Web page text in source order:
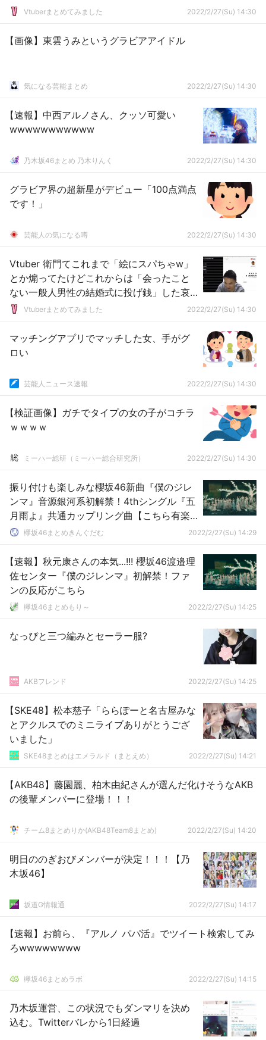
Vtuberまとめてみました 2022/2/27(Su) 14:30
【画像】東雲うみというグラビアアイドル
気になる芸能まとめ 2022/2/27(Su) 14:30
【速報】中西アルノさん、クッソ可愛い
wwwwwwwwwww
乃木坂46まとめ 乃木りんく 2022/2/27(Su) 14:30
グラビア界の超新星がデビュー「100点満点
です！」
芸能人の気になる噂 2022/2/27(Su) 14:30
Vtuber 衛門てこれまで「絵にスパちゃw」
とか煽ってたけどこれからは「会ったこと
ない一般人男性の結婚式に投げ銭」した哀
れな存在になるんか…ｗｗｗ
Vtuberまとめてみました 2022/2/27(Su) 14:30
マッチングアプリでマッチした女、手がグ
ロい
芸能人ニュース速報 2022/2/27(Su) 14:30
【検証画像】ガチでタイプの女の子がコチラ
ｗｗｗｗ
ミーハー総研（ミーハー総合研究所） 2022/2/27(Su) 14:30
振り付けも楽しみな櫻坂46新曲『僕のジレ
ンマ』音源銀河系初解禁！4thシングル『五
月雨よ』共通カップリング曲【こちら有楽
町星空放送局】
欅坂46まとめきんぐだむ 2022/2/27(Su) 14:29
【速報】秋元康さんの本気...!!! 櫻坂46渡邉理
佐センター『僕のジレンマ』初解禁！ファ
ンの反応がこちら
欅坂46まとめもり～ 2022/2/27(Su) 14:25
なっぴと三つ編みとセーラー服?
AKBフレンド 2022/2/27(Su) 14:25
【SKE48】松本慈子「ららぽーと名古屋みな
とアクルスでのミニライブありがとうござ
いました」
SKE48まとめはエメラルド（まとえめ） 2022/2/27(Su) 14:21
【AKB48】藤園麗、柏木由紀さんが選んだ化けそうなAKB
の後輩メンバーに登場！！！
チーム8まとめりか(AKB48Team8まとめ) 2022/2/27(Su) 14:20
明日ののぎおびメンバーが決定！！！【乃
木坂46】
坂道G情報通 2022/2/27(Su) 14:17
【速報】お前ら、『アルノ パパ活』でツイート検索してみ
ろwwwwwwww
欅坂46まとめラボ 2022/2/27(Su) 14:15
乃木坂運営、この状況でもダンマリを決め
込む。Twitterバレから1日経過